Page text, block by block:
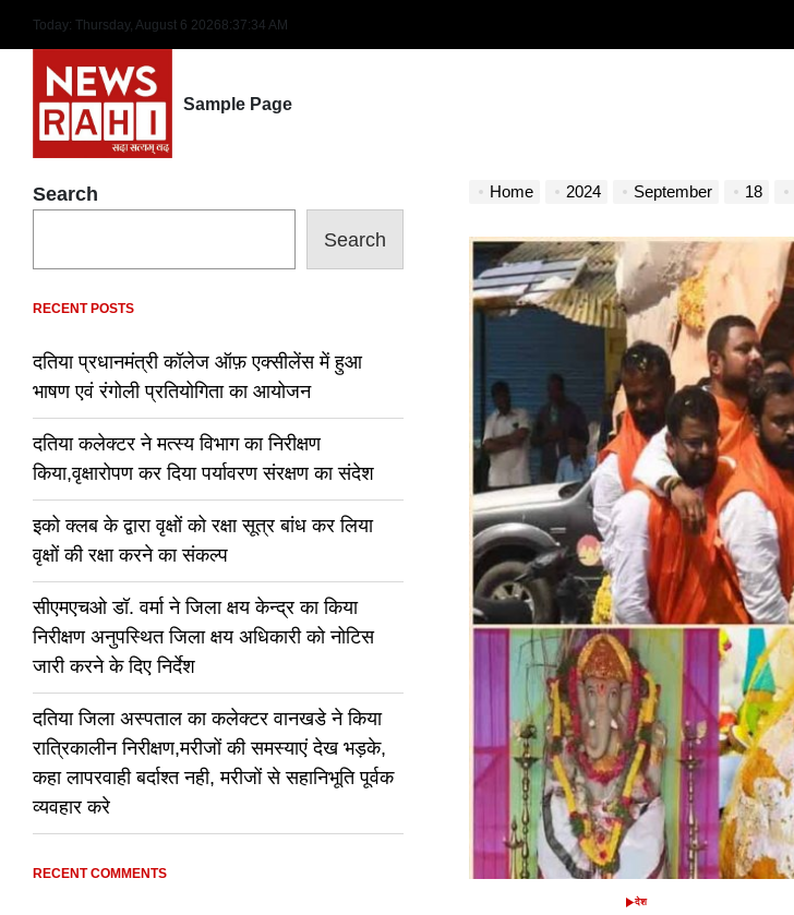
content
Today: Thursday, August 6 20268:37:35 AM
Sample Page
Home 2024 September 18
POSTED
देश
Search
Search
RECENT POSTS
दतिया प्रधानमंत्री कॉलेज ऑफ़ एक्सीलेंस में हुआ
भाषण एवं रंगोली प्रतियोगिता का आयोजन
दतिया कलेक्टर ने मत्स्य विभाग का निरीक्षण
किया,वृक्षारोपण कर दिया पर्यावरण संरक्षण का संदेश
इको क्लब के द्वारा वृक्षों को रक्षा सूत्र बांध कर लिया
वृक्षों की रक्षा करने का संकल्प
सीएमएचओ डॉ. वर्मा ने जिला क्षय केन्द्र का किया
निरीक्षण अनुपस्थित जिला क्षय अधिकारी को नोटिस
जारी करने के दिए निर्देश
दतिया जिला अस्पताल का कलेक्टर वानखडे ने किया
रात्रिकालीन निरीक्षण,मरीजों की समस्याएं देख भड़के,
कहा लापरवाही बर्दाश्त नही, मरीजों से सहानिभूति पूर्वक
व्यवहार करे
RECENT COMMENTS